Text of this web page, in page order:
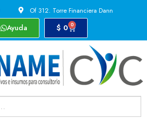
Of 312. Torre Financiera Dann
Ayuda $ 0 0